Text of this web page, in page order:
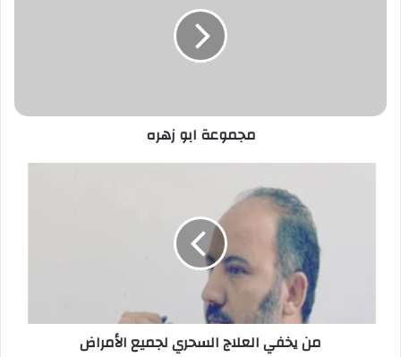
ر
مجموعة ابو زهره
من يخفي العلاج السحري لجميع الأمراض